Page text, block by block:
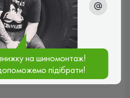
на шиномонтаж!
підібрати!